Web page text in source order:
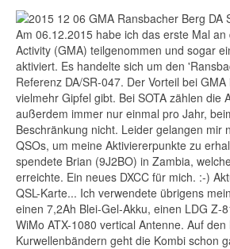
Am 06.12.2015 habe ich das erste Mal
Activity (GMA) teilgenommen und sogar
aktiviert. Es handelte sich um den
Referenz DA/SR-047. Der Vorteil bei
vielmehr Gipfel gibt. Bei SOTA zählen die
außerdem immer nur einmal pro Jahr,
Beschränkung nicht. Leider gelangen mir
QSOs, um meine Aktiviererpunkte zu
spendete Brian (9J2BO) in Zambia,
erreichte. Ein neues DXCC für mich. :-)
QSL-Karte... Ich verwendete übrigens
einen 7,2Ah Blei-Gel-Akku, einen LDG Z-
WiMo ATX-1080 vertical Antenne. Auf den
Kurwellenbändern geht die Kombi schon